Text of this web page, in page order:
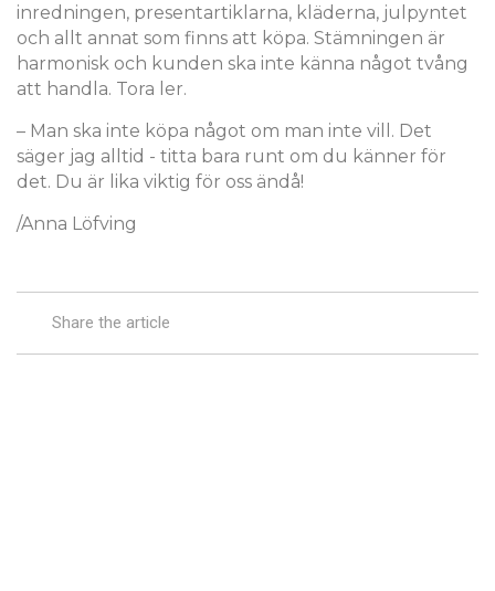
inredningen, presentartiklarna, kläderna, julpyntet
och allt annat som finns att köpa. Stämningen är
harmonisk och kunden ska inte känna något tvång
att handla. Tora ler.
– Man ska inte köpa något om man inte vill. Det
säger jag alltid - titta bara runt om du känner för
det. Du är lika viktig för oss ändå!
/Anna Löfving
Share the article